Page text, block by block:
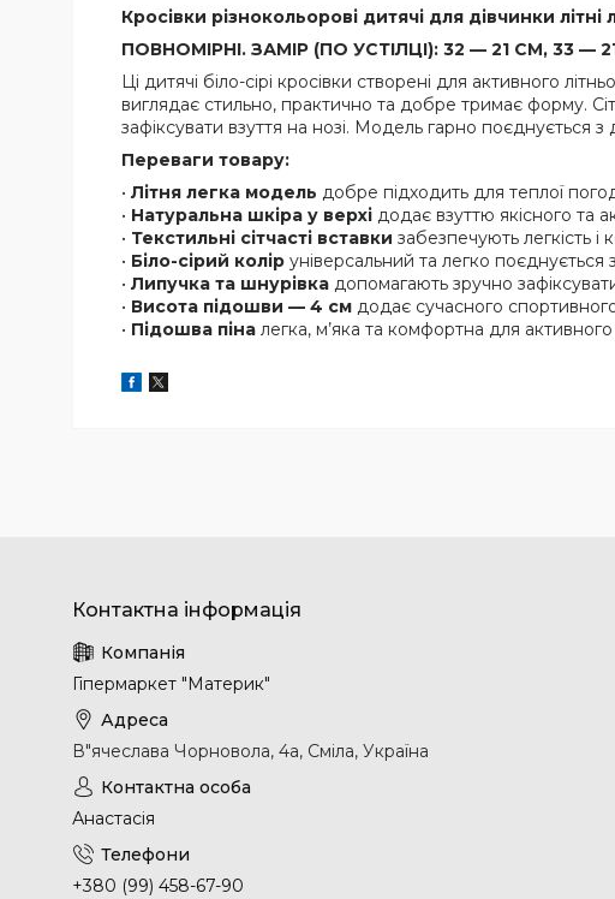
Кросівки різнокольорові дитячі для дівчинки літні
ПОВНОМІРНІ. ЗАМІР (ПО УСТІЛЦІ): 32 — 21 СМ, 33
Ці дитячі біло-сірі кросівки створені для активного
виглядає стильно, практично та добре тримає форму.
зафіксувати взуття на нозі. Модель гарно
Переваги товару:
• Літня легка модель добре підходить для теплої
• Натуральна шкіра у верхі додає взуттю якісного та
• Текстильні сітчасті вставки забезпечують легкість і
• Біло-сірий колір універсальний та легко
• Липучка та шнурівка допомагають зручно
• Висота підошви — 4 см додає сучасного
• Підошва піна легка, м’яка та комфортна для активного
Гіпермаркет "Материк"
В"ячеслава Чорновола, 4а, Сміла, Україна
Анастасія
+380 (99) 458-67-90